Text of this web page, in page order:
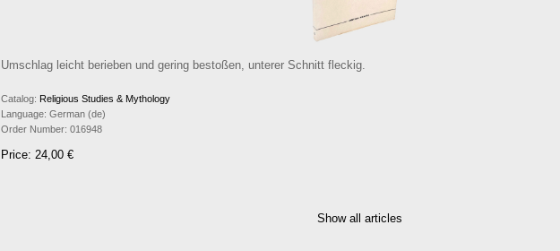
Umschlag leicht berieben und gering bestoßen, unterer Schnitt fleckig.
Catalog: Religious Studies & Mythology
Language: German (de)
Order Number: 016948
Price: 24,00 €
Show all articles